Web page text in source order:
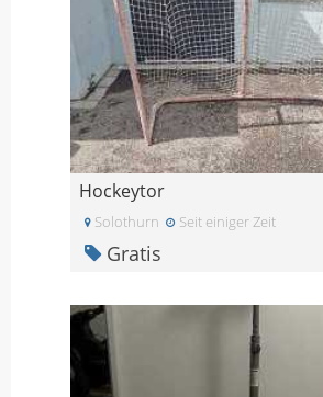
Hockeytor
Solothurn Seit einiger Zeit
Gratis